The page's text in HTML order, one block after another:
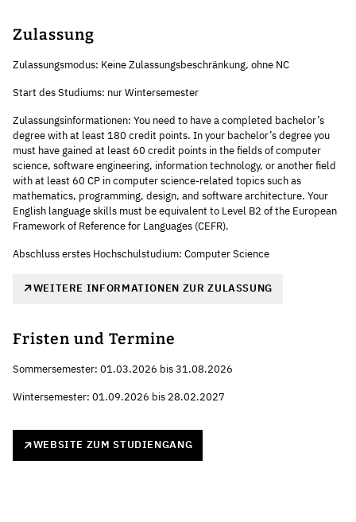
Zulassung
Zulassungsmodus: Keine Zulassungsbeschränkung, ohne NC
Start des Studiums: nur Wintersemester
Zulassungsinformationen: You need to have a completed bachelor’s
degree with at least 180 credit points. In your bachelor’s degree you
must have gained at least 60 credit points in the fields of computer
science, software engineering, information technology, or another field
with at least 60 CP in computer science-related topics such as
mathematics, programming, design, and software architecture. Your
English language skills must be equivalent to Level B2 of the European
Framework of Reference for Languages (CEFR).
Abschluss erstes Hochschulstudium: Computer Science
WEITERE INFORMATIONEN ZUR ZULASSUNG
Fristen und Termine
Sommersemester: 01.03.2026 bis 31.08.2026
Wintersemester: 01.09.2026 bis 28.02.2027
WEBSITE ZUM STUDIENGANG